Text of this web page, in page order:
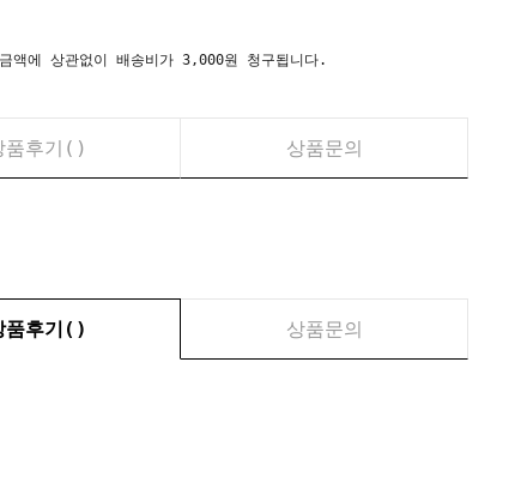
에 상관없이 배송비가 3,000원 청구됩니다.
품후기( ) 상품문의
품후기( ) 상품문의